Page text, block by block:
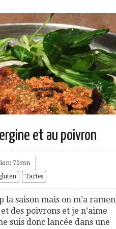
et au poivron
70mn
Tartes
la saison mais on m’a
des poivrons et je n’aime
suis donc lancée dans une